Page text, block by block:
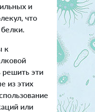
и
что
к
эти
из этих
или